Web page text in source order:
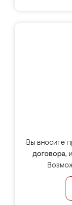
Вы вносите
договора,